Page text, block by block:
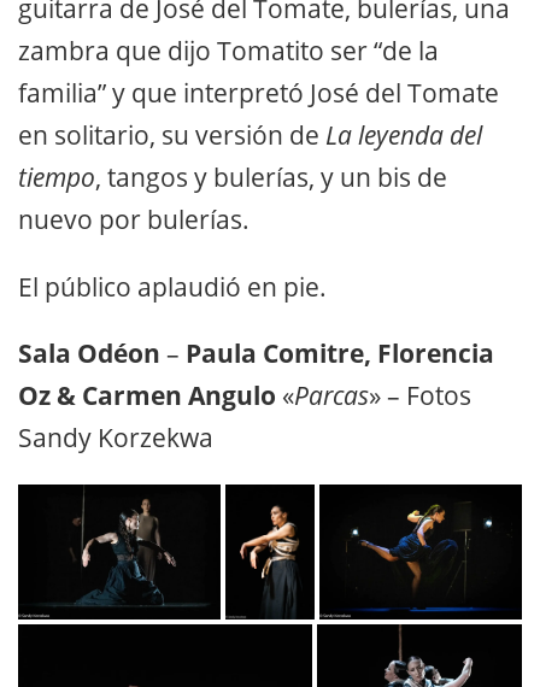
guitarra de José del Tomate, bulerías, una
zambra que dijo Tomatito ser “de la
familia” y que interpretó José del Tomate
en solitario, su versión de La leyenda del
tiempo, tangos y bulerías, y un bis de
nuevo por bulerías.
El público aplaudió en pie.
Sala Odéon – Paula Comitre, Florencia
Oz & Carmen Angulo «Parcas» – Fotos
Sandy Korzekwa